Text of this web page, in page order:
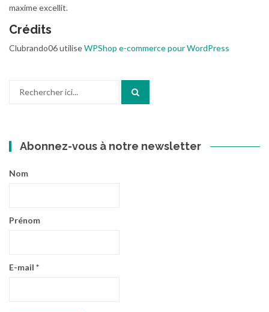
maxime excellit.
Crédits
Clubrando06 utiliseWPShop e-commerce pour WordPress
Abonnez-vous à notre newsletter
Nom
Prénom
E-mail *